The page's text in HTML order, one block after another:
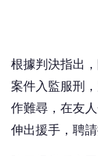
根據判決指出
案件入監服刑
作難尋，在友
伸出援手，聘